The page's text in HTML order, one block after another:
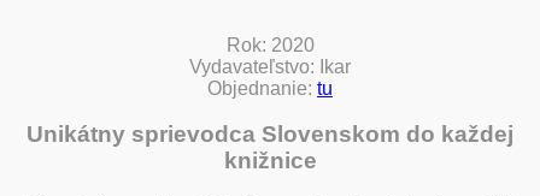
Rok: 2020
Vydavateľstvo: Ikar
Objednanie: tu
Unikátny sprievodca Slovenskom do každej
knižnice